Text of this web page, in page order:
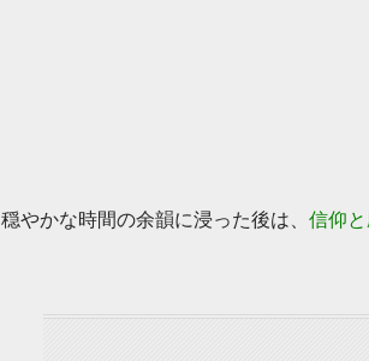
穏やかな時間の余韻に浸った後は、 信仰